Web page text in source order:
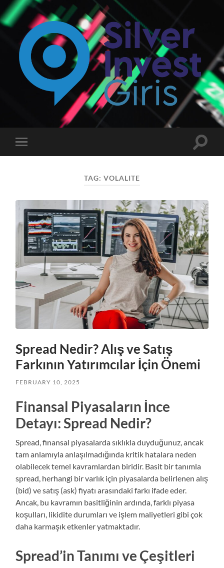
mobile
Toggle
TAG: VOLALITE
Spread Nedir? Alış ve Satış
Farkının Yatırımcılar İçin Önemi
FEBRUARY 10, 2025
Finansal Piyasaların İnce
Detayı: Spread Nedir?
Spread, finansal piyasalarda sıklıkla duyduğunuz, ancak
tam anlamıyla anlaşılmadığında kritik hatalara neden
olabilecek temel kavramlardan biridir. Basit bir tanımla
spread, herhangi bir varlık için piyasalarda belirlenen alış
(bid) ve satış (ask) fiyatı arasındaki farkı ifade eder.
Ancak, bu kavramın basitliğinin ardında, farklı piyasa
koşulları, likidite durumları ve işlem maliyetleri gibi çok
daha karmaşık etkenler yatmaktadır.
Spread’in Tanımı ve Çeşitleri